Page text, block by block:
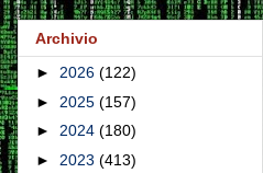
Archivio
► 2026 (122)
► 2025 (157)
► 2024 (180)
► 2023 (413)